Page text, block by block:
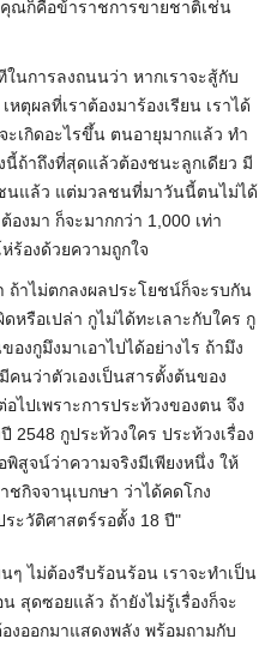
ณก็คือข้าราชการขายชาติเช่น
นการลงถนนว่า​ หากเราจะสู้กับ
ตุผลที่เราต้องมาร้องเรียน เราได้
ะเกิดอะไรขึ้น ตนอายุมากแล้ว ทำ
นี้ถ้าถึงที่สุดแล้วต้องชนะลูกเดียว มี
นแล้ว แต่มวลชนที่มาวันนี้ตนไม่ได้
องมา ก็จะมากกว่า 1,000 เท่า
ร้องด้วยความถูกใจ
ถ้าไม่ตกลงผลประโยชน์ก็จะรบกัน
หรือเปล่า กูไม่ได้ทะเลาะกับใคร กู
งกูมึงมาเอาไปได้อย่างไร ถ้ามึง
คนว่าตัวเองเป็นสารตั้งต้นของ
ไปเพราะการประท้วงของตน จึง
กูประท้วงใคร ประท้วงเรื่อง
พิสูจน์ว่าความจริงมีเพียงหนึ่ง ให้
กิจจานุเบกษา ว่าได้คดโกง
ระวัติศาสตร์รอตั้ง 18 ปี"
ๆ ไม่ต้องรีบร้อนร้อน เราจะทำเป็น
สุดซอยแล้ว ถ้ายังไม่รู้เรื่องก็จะ
งออกมาแสดงพลัง พร้อมถามกับ